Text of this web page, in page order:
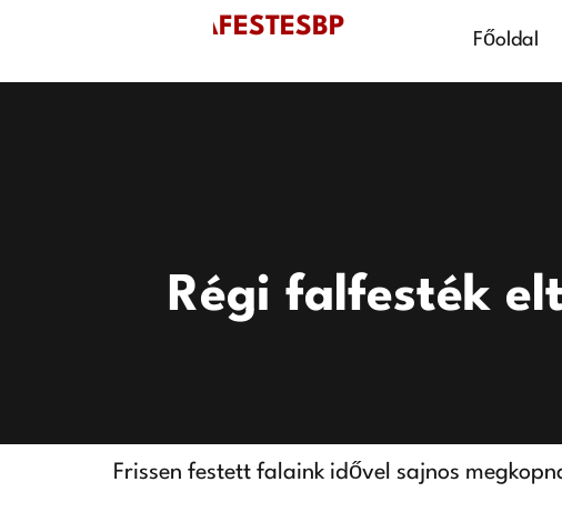
SZOBAFESTESBP Főoldal
Régi falfesték
Frissen festett falaink idővel sajnos